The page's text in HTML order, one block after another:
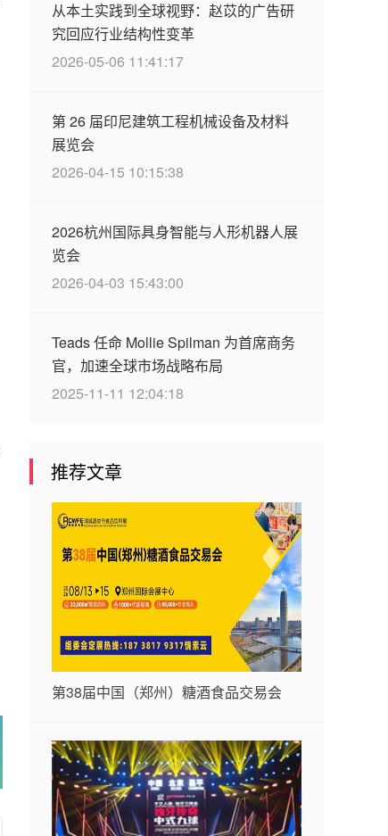
从本土实践到全球视野：赵苡的广告研
究回应行业结构性变革
2026-05-06 11:41:17
第 26 届印尼建筑工程机械设备及材料
展览会
2026-04-15 10:15:38
2026杭州国际具身智能与人形机器人展
览会
2026-04-03 15:43:00
Teads 任命 Mollie Spilman 为首席商务
官，加速全球市场战略布局
2025-11-11 12:04:18
推荐文章
第38届中国（郑州）糖酒食品交易会